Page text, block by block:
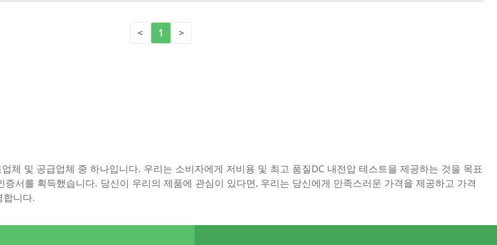
< 1 >
및 공급업체 중 하나입니다. 우리는 소비자에게 저비용 및 최고 품질DC 내전압 테스트을 제공하는 것을 목표
서를 획득했습니다. 당신이 우리의 제품에 관심이 있다면, 우리는 당신에게 만족스러운 가격을 제공하고 가격
합니다.